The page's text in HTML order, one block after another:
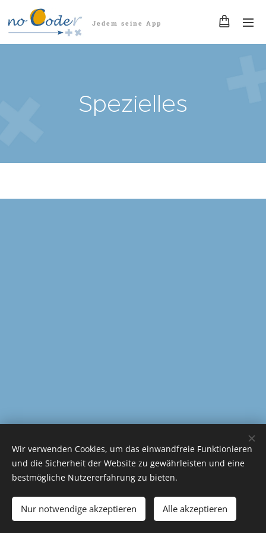
Jedem seine App
Spezielles
Tel.: +49 (0) 1575 1217143
service@no-coder.io
Sprachen
Deutsch
Wir verwenden Cookies, um das einwandfreie Funktionieren
und die Sicherheit der Website zu gewährleisten und eine
bestmögliche Nutzererfahrung zu bieten.
Nur notwendige akzeptieren Alle akzeptieren